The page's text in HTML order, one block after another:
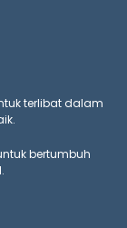
terlibat dalam
bertumbuh